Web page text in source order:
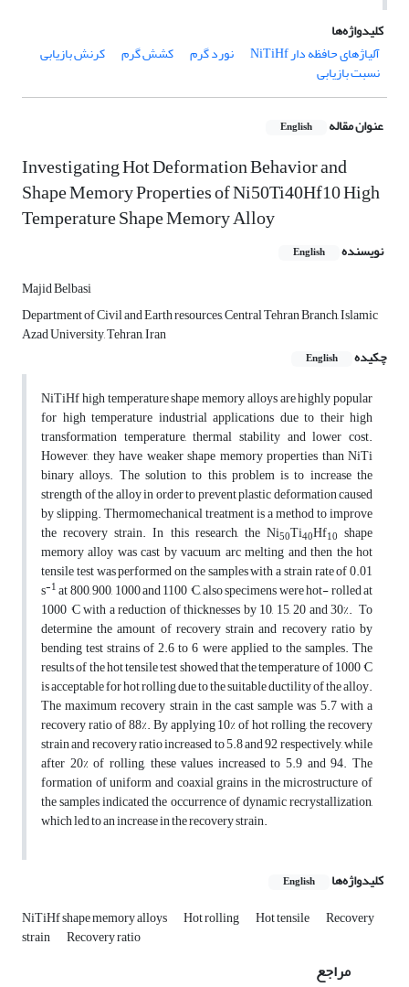
کلیدواژه‌ها
آلیاژهای حافظه دار NiTiHf
نورد گرم کشش گرم کرنش بازیابی
نسبت بازیابی
عنوان مقاله English
Investigating Hot Deformation Behavior and
Shape Memory Properties of Ni50Ti40Hf10 High
Temperature Shape Memory Alloy
نویسنده English
Majid Belbasi
Department of Civil and Earth resources, Central Tehran Branch, Islamic
Azad University, Tehran, Iran
چکیده
English
NiTiHf high temperature shape memory alloys are highly popular
for high temperature industrial applications due to their high
transformation temperature, thermal stability and lower cost.
However, they have weaker shape memory properties than NiTi
binary alloys. The solution to this problem is to increase the
strength of the alloy in order to prevent plastic deformation caused
by slipping. Thermomechanical treatment is a method to improve
the recovery strain. In this research, the Ni50Ti40Hf10 shape
memory alloy was cast by vacuum arc melting and then the hot
tensile test was performed on the samples with a strain rate of 0.01
s-1at 800, 900, 1000 and 1100 °C, also specimens were hot- rolled at
1000 °C with a reduction of thicknesses by 10, 15, 20 and 30%. To
determine the amount of recovery strain and recovery ratio by
bending test strains of 2.6 to 6 were applied to the samples. The
results of the hot tensile test showed that the temperature of 1000 °C
is acceptable for hot rolling due to the suitable ductility of the alloy.
The maximum recovery strain in the cast sample was 5.7 with a
recovery ratio of 88%. By applying 10% of hot rolling, the recovery
strain and recovery ratio increased to 5.8 and 92 respectively, while
after 20% of rolling, these values increased to 5.9 and 94. The
formation of uniform and coaxial grains in the microstructure of
the samples indicated the occurrence of dynamic recrystallization,
which led to an increase in the recovery strain.
کلیدواژه‌ها English
NiTiHf shape memory alloys Hot rolling Hot tensile Recovery
strain Recovery ratio
مراجع